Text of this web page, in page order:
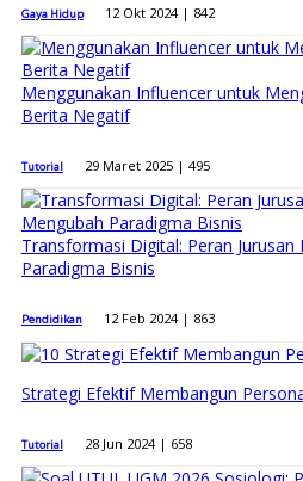
Gaya Hidup 12 Okt 2024 | 842
Menggunakan Influencer untuk
Berita Negatif
Tutorial 29 Maret 2025 | 495
Transformasi Digital: Peran
Paradigma Bisnis
Pendidikan 12 Feb 2024 | 863
Strategi Efektif Membangun
Tutorial 28 Jun 2024 | 658